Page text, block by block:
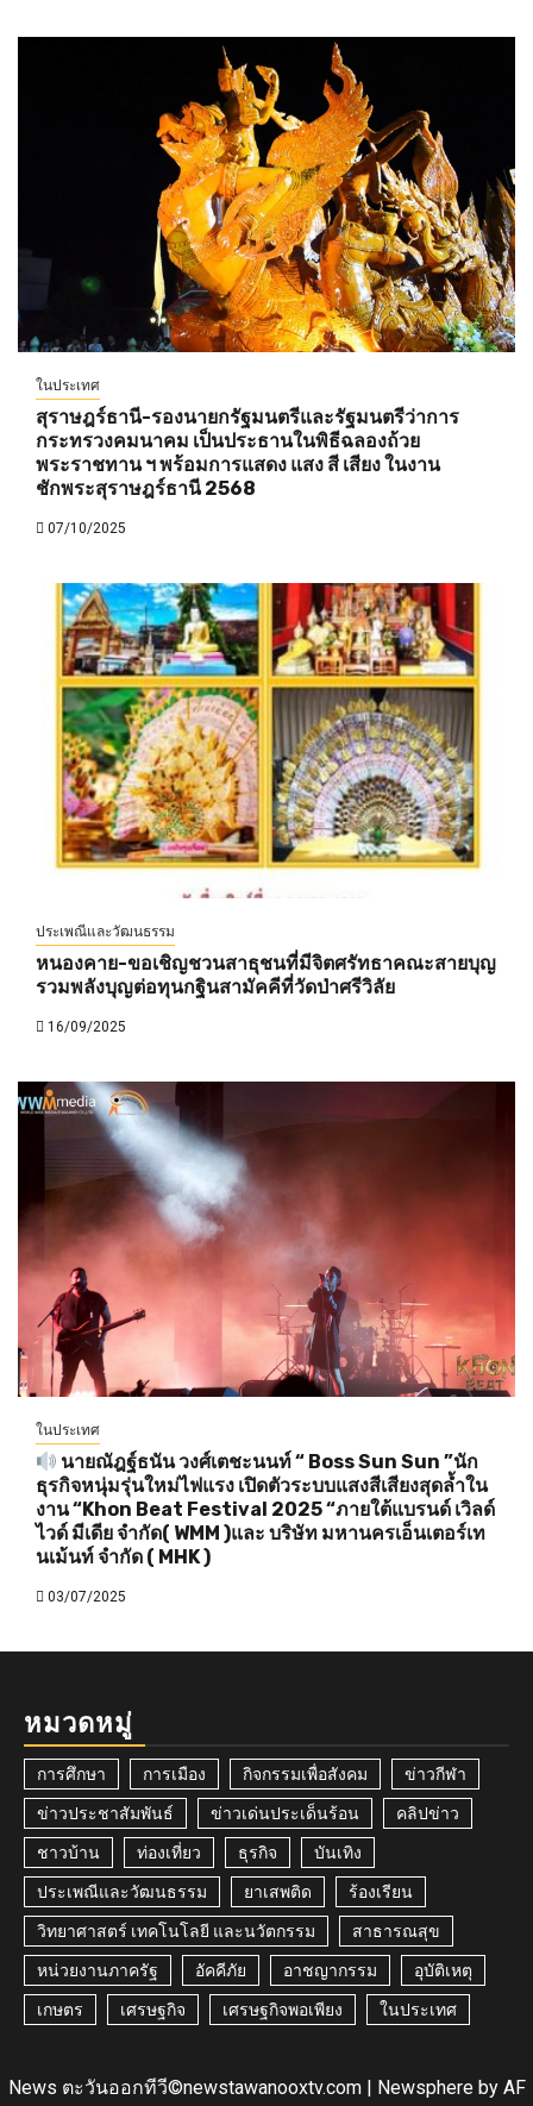
ในประเทศ
สุราษฎร์ธานี-รองนายกรัฐมนตรีและรัฐมนตรีว่าการ
กระทรวงคมนาคม เป็นประธานในพิธีฉลองถ้วย
พระราชทาน ฯ พร้อมการแสดง แสง สี เสียง ในงาน
ชักพระสุราษฎร์ธานี 2568
07/10/2025
ประเพณีและวัฒนธรรม
หนองคาย-ขอเชิญชวนสาธุชนที่มีจิตศรัทธาคณะสายบุญ
รวมพลังบุญต่อทุนกฐินสามัคคีที่วัดป่าศรีวิลัย
16/09/2025
ในประเทศ
นายณัฎฐ์ธนัน วงศ์เตชะนนท์ “ Boss Sun Sun ”นัก
ธุรกิจหนุ่มรุ่นใหม่ไฟแรง เปิดตัวระบบแสงสีเสียงสุดล้ำใน
งาน “Khon Beat Festival 2025 “ภายใต้แบรนด์ เวิลด์
ไวด์ มีเดีย จำกัด( WMM )และ บริษัท มหานครเอ็นเตอร์เท
นเม้นท์ จำกัด ( MHK )
03/07/2025
หมวดหมู่
การศึกษา การเมือง กิจกรรมเพื่อสังคม ข่าวกีฬา
ข่าวประชาสัมพันธ์ ข่าวเด่นประเด็นร้อน คลิปข่าว
ชาวบ้าน ท่องเที่ยว ธุรกิจ บันเทิง
ประเพณีและวัฒนธรรม ยาเสพติด ร้องเรียน
วิทยาศาสตร์ เทคโนโลยี และนวัตกรรม สาธารณสุข
หน่วยงานภาครัฐ อัคคีภัย อาชญากรรม อุบัติเหตุ
เกษตร เศรษฐกิจ เศรษฐกิจพอเพียง ในประเทศ
News ตะวันออกทีวี©newstawanooxtv.com | Newsphereby AF